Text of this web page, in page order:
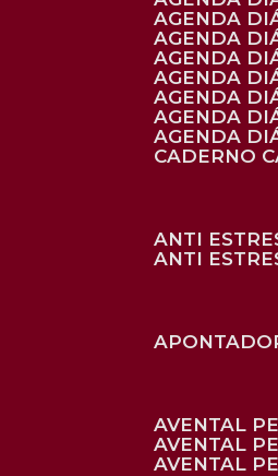
AGENDA
AGENDA
AGENDA
AGENDA
AGENDA
AGENDA
AGENDA
CADERNO
ANTI
ANTI
AVENTAL
AVENTAL
AVENTAL